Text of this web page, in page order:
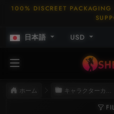
100% DISCREET
日本語 USD
ホーム キャラクターカード